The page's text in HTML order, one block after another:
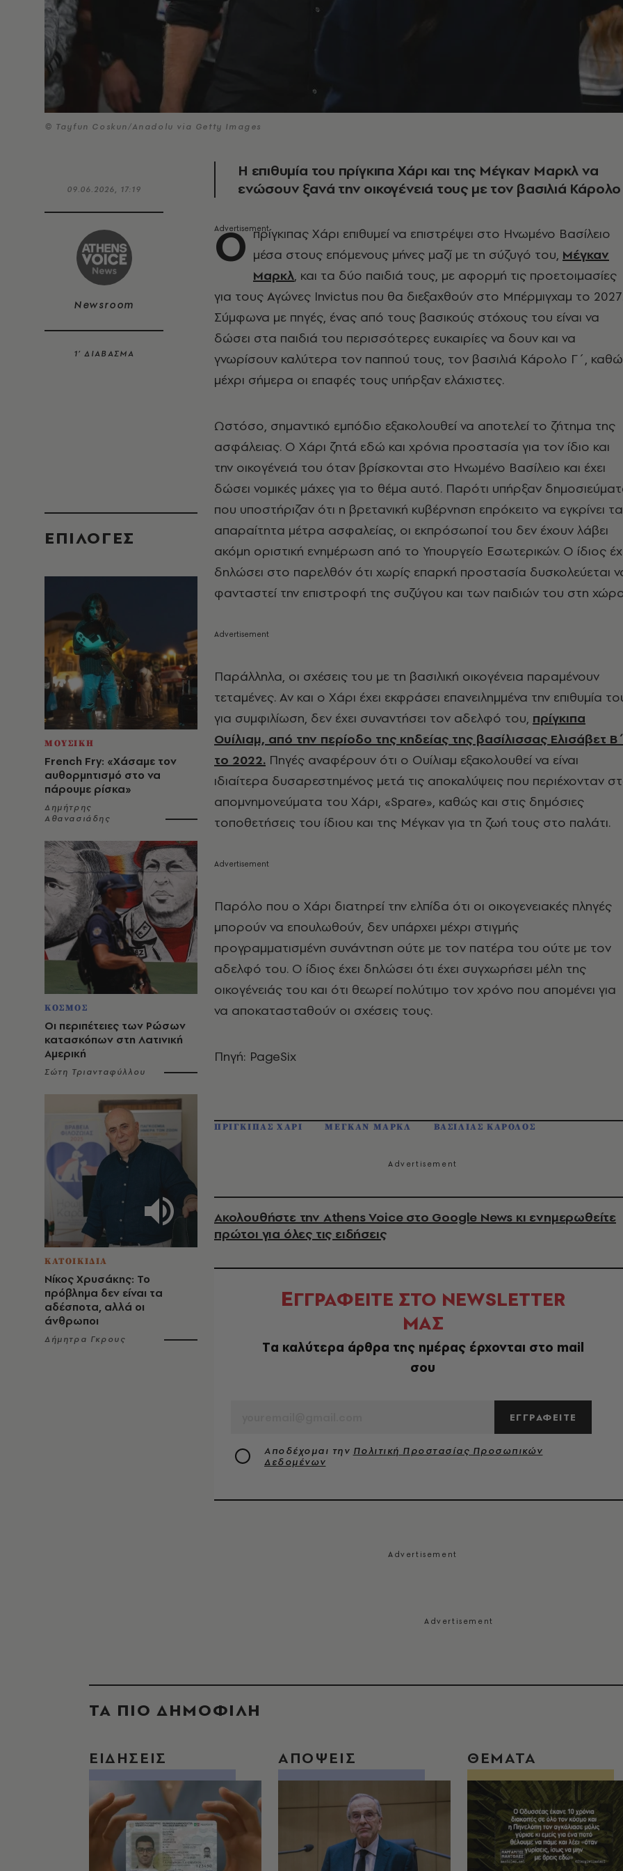
© Tayfun Coskun/Anadolu via Getty Images
09.06.2026, 17:19
Newsroom
1’ ΔΙΑΒΑΣΜΑ
EΠΙΛΟΓΈΣ
ΜΟΥΣΙΚΗ
French Fry: «Χάσαμε τον
αυθορμητισμό στο να
πάρουμε ρίσκα»
Δημήτρης
Αθανασιάδης
ΚΟΣΜΟΣ
Οι περιπέτειες των Ρώσων
κατασκόπων στη Λατινική
Αμερική
Σώτη Τριανταφύλλου
ΚΑΤΟΙΚΙΔΙΑ
Νίκος Χρυσάκης: Το
πρόβλημα δεν είναι τα
αδέσποτα, αλλά οι
άνθρωποι
Δήμητρα Γκρους
Η επιθυμία του πρίγκιπα Χάρι και της Μέγκαν Μαρκλ να
ενώσουν ξανά την οικογένειά τους με τον βασιλιά Κάρολο
Ο πρίγκιπας Χάρι επιθυμεί να επιστρέψει στο Ηνωμένο Βασίλειο
μέσα στους επόμενους μήνες μαζί με τη σύζυγό του, Μέγκαν
Μαρκλ, και τα δύο παιδιά τους, με αφορμή τις προετοιμασίες
για τους Αγώνες Invictus που θα διεξαχθούν στο Μπέρμιγχαμ το
Σύμφωνα με πηγές, ένας από τους βασικούς στόχους του είναι να
δώσει στα παιδιά του περισσότερες ευκαιρίες να δουν και να
γνωρίσουν καλύτερα τον παππού τους, τον βασιλιά Κάρολο Γ΄,
μέχρι σήμερα οι επαφές τους υπήρξαν ελάχιστες.
Ωστόσο, σημαντικό εμπόδιο εξακολουθεί να αποτελεί το ζήτημα της
ασφάλειας. Ο Χάρι ζητά εδώ και χρόνια προστασία για τον ίδιο και
την οικογένειά του όταν βρίσκονται στο Ηνωμένο Βασίλειο και έχει
δώσει νομικές μάχες για το θέμα αυτό. Παρότι υπήρξαν
που υποστήριζαν ότι η βρετανική κυβέρνηση επρόκειτο να εγκρίνει τα
απαραίτητα μέτρα ασφαλείας, οι εκπρόσωποί του δεν έχουν λάβει
ακόμη οριστική ενημέρωση από το Υπουργείο Εσωτερικών. Ο ίδιος
δηλώσει στο παρελθόν ότι χωρίς επαρκή προστασία δυσκολεύεται
φανταστεί την επιστροφή της συζύγου και των παιδιών του στη
Παράλληλα, οι σχέσεις του με τη βασιλική οικογένεια παραμένουν
τεταμένες. Αν και ο Χάρι έχει εκφράσει επανειλημμένα την επιθυμία
για συμφιλίωση, δεν έχει συναντήσει τον αδελφό του, πρίγκιπα
Ουίλιαμ, από την περίοδο της κηδείας της βασίλισσας Ελισάβετ Β΄
το 2022. Πηγές αναφέρουν ότι ο Ουίλιαμ εξακολουθεί να είναι
ιδιαίτερα δυσαρεστημένος μετά τις αποκαλύψεις που περιέχονταν
απομνημονεύματα του Χάρι, «Spare», καθώς και στις δημόσιες
τοποθετήσεις του ίδιου και της Μέγκαν για τη ζωή τους στο παλάτι.
Παρόλο που ο Χάρι διατηρεί την ελπίδα ότι οι οικογενειακές πληγές
μπορούν να επουλωθούν, δεν υπάρχει μέχρι στιγμής
προγραμματισμένη συνάντηση ούτε με τον πατέρα του ούτε με τον
αδελφό του. Ο ίδιος έχει δηλώσει ότι έχει συγχωρήσει μέλη της
οικογένειάς του και ότι θεωρεί πολύτιμο τον χρόνο που απομένει για
να αποκατασταθούν οι σχέσεις τους.
Πηγή: PageSix
ΠΡΙΓΚΙΠΑΣ ΧΑΡΙ ΜΕΓΚΑΝ ΜΑΡΚΛ ΒΑΣΙΛΙΑΣ ΚΑΡΟΛΟΣ
Ακολουθήστε την Athens Voice στο Google News κι ενημερωθείτε
πρώτοι για όλες τις ειδήσεις
ΕΓΓΡΑΦΕΙΤΕ ΣΤΟ NEWSLETTER
ΜΑΣ
Tα καλύτερα άρθρα της ημέρας έρχονται στο mail
σου
ΕΓΓΡΑΦΕΙΤΕ
Αποδέχομαι την Πολιτική Προστασίας Προσωπικών
Δεδομένων
ΤΑ ΠΙΟ ΔΗΜΟΦΙΛΗ
ΕΙΔΗΣΕΙΣ ΑΠΟΨΕΙΣ ΘΕΜΑΤΑ